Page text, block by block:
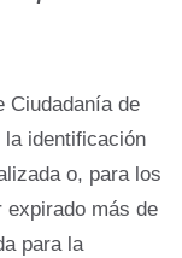
Ciudadanía de
identificación
o, para los
expirado más de
para la